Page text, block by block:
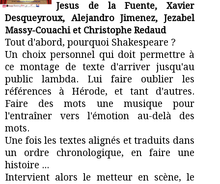
Jesus de la Fuente, Xavier
Desqueyroux, Alejandro Jimenez, Jezabel
Massy-Couachi et Christophe Redaud
Tout d'abord, pourquoi Shakespeare ?
Un choix personnel qui doit permettre à
ce montage de texte d'arriver jusqu'au
public lambda. Lui faire oublier les
références à Hérode, et tant d'autres.
Faire des mots une musique pour
l'entraîner vers l'émotion au-delà des
mots.
Une fois les textes alignés et traduits dans
un ordre chronologique, en faire une
histoire ...
Intervient alors le metteur en scène, le